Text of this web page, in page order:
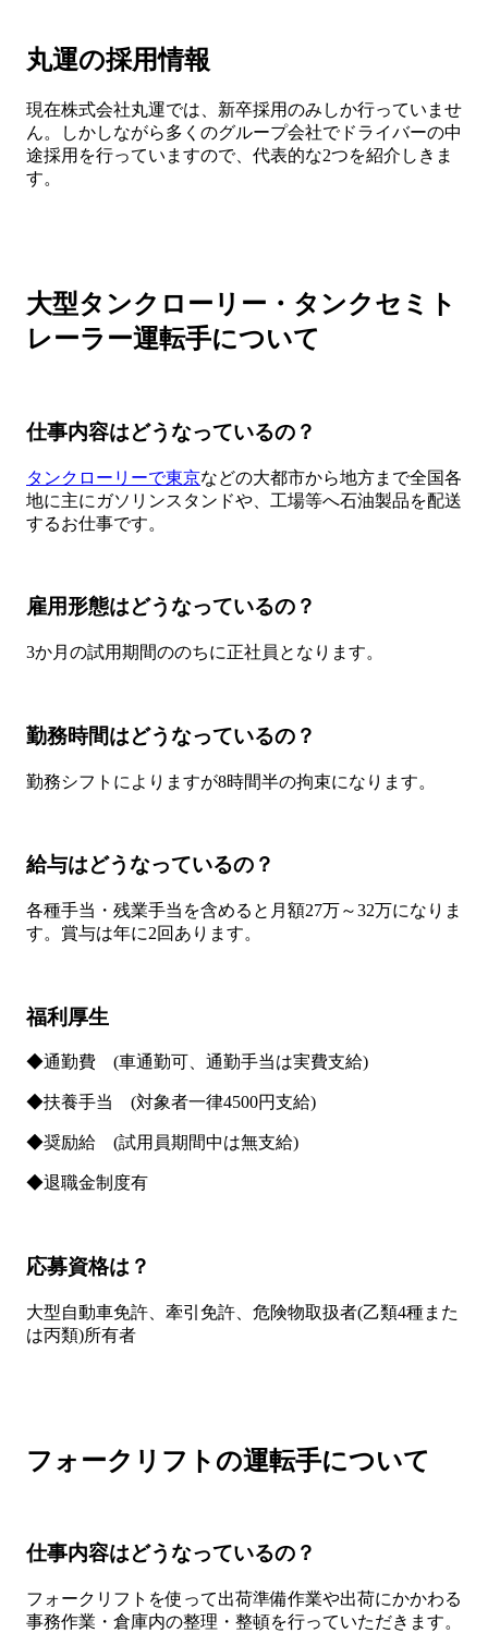
丸運の採用情報
現在株式会社丸運では、新卒採用のみしか行っていませ
ん。しかしながら多くのグループ会社でドライバーの中
途採用を行っていますので、代表的な2つを紹介しきま
す。
大型タンクローリー・タンクセミト
レーラー運転手について
仕事内容はどうなっているの？
タンクローリーで東京などの大都市から地方まで全国各
地に主にガソリンスタンドや、工場等へ石油製品を配送
するお仕事です。
雇用形態はどうなっているの？
3か月の試用期間ののちに正社員となります。
勤務時間はどうなっているの？
勤務シフトによりますが8時間半の拘束になります。
給与はどうなっているの？
各種手当・残業手当を含めると月額27万～32万になりま
す。賞与は年に2回あります。
福利厚生
◆通勤費 (車通勤可、通勤手当は実費支給)
◆扶養手当 (対象者一律4500円支給)
◆奨励給 (試用員期間中は無支給)
◆退職金制度有
応募資格は？
大型自動車免許、牽引免許、危険物取扱者(乙類4種また
は丙類)所有者
フォークリフトの運転手について
仕事内容はどうなっているの？
フォークリフトを使って出荷準備作業や出荷にかかわる
事務作業・倉庫内の整理・整頓を行っていただきます。